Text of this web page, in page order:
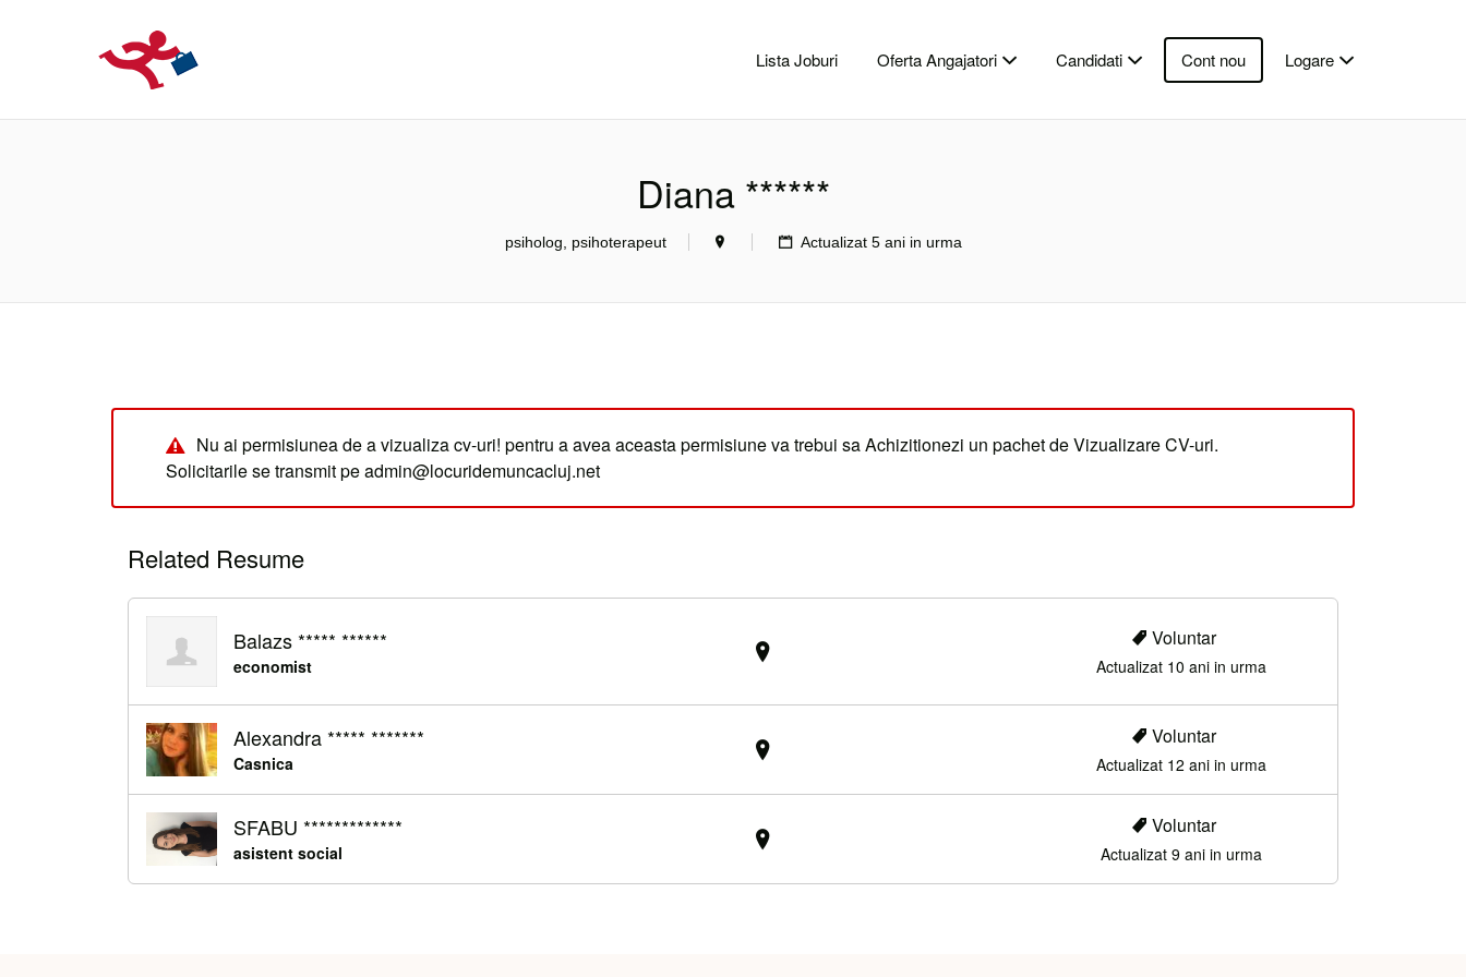
Lista Joburi Oferta Angajatori Candidati Cont nou Logare
Diana ******
psiholog, psihoterapeut Actualizat 5 ani in urma
Nu ai permisiunea de a vizualiza cv-uri! pentru a avea aceasta permisiune va trebui sa Achizitionezi un pachet de Vizualizare CV-uri.
Solicitarile se transmit pe admin@locuridemuncacluj.net
Related Resume
Balazs ***** ******
economist
Voluntar
Actualizat 10 ani in urma
Alexandra ***** *******
Casnica
Voluntar
Actualizat 12 ani in urma
SFABU *************
asistent social
Voluntar
Actualizat 9 ani in urma